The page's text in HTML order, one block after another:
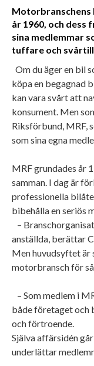
Motorbranschens
år 1960, och
sina medlemmar
tuffare och
Om du äger en bil
köpa en begagnad
kan vara svårt att
konsument. Men
Riksförbund, MRF,
som sina egna
MRF grundades år
samman. I dag är
professionella
bibehålla en seriös
–
anställda, berättar
Men huvudsyftet är
motorbransch för
– Som medlem i
både företaget och
och förtroende.
Själva affärsidén
underlättar